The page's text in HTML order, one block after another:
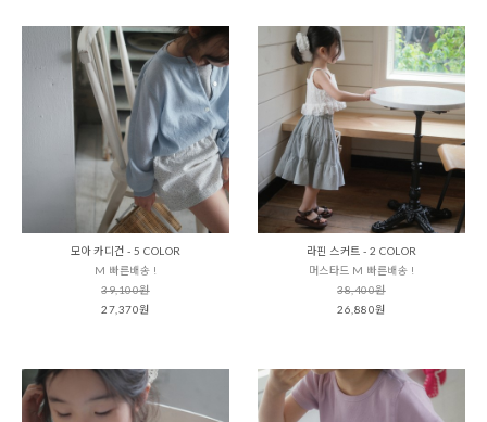
모아 카디건 - 5 COLOR
M 빠른배송 !
39,100원
27,370원
라핀 스커트 - 2 COLOR
머스타드 M 빠른배송 !
38,400원
26,880원